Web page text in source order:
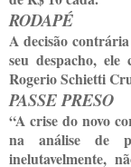
RODAPÉ
A decisão
seu despacho,
Rogerio Schietti
PASSE PRESO
“A crise do novo
na análise de
inelutavelmente,